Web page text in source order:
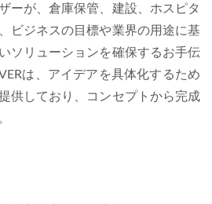
ーが、倉庫保管、建設、ホスピタ
ビジネスの目標や業界の用途に基
ソリューションを確保するお手伝
は、アイデアを具体化するため
供しており、コンセプトから完成